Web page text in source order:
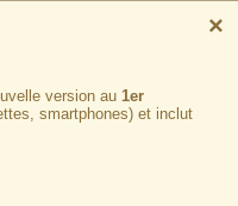
×
version au 1er
smartphones) et inclut